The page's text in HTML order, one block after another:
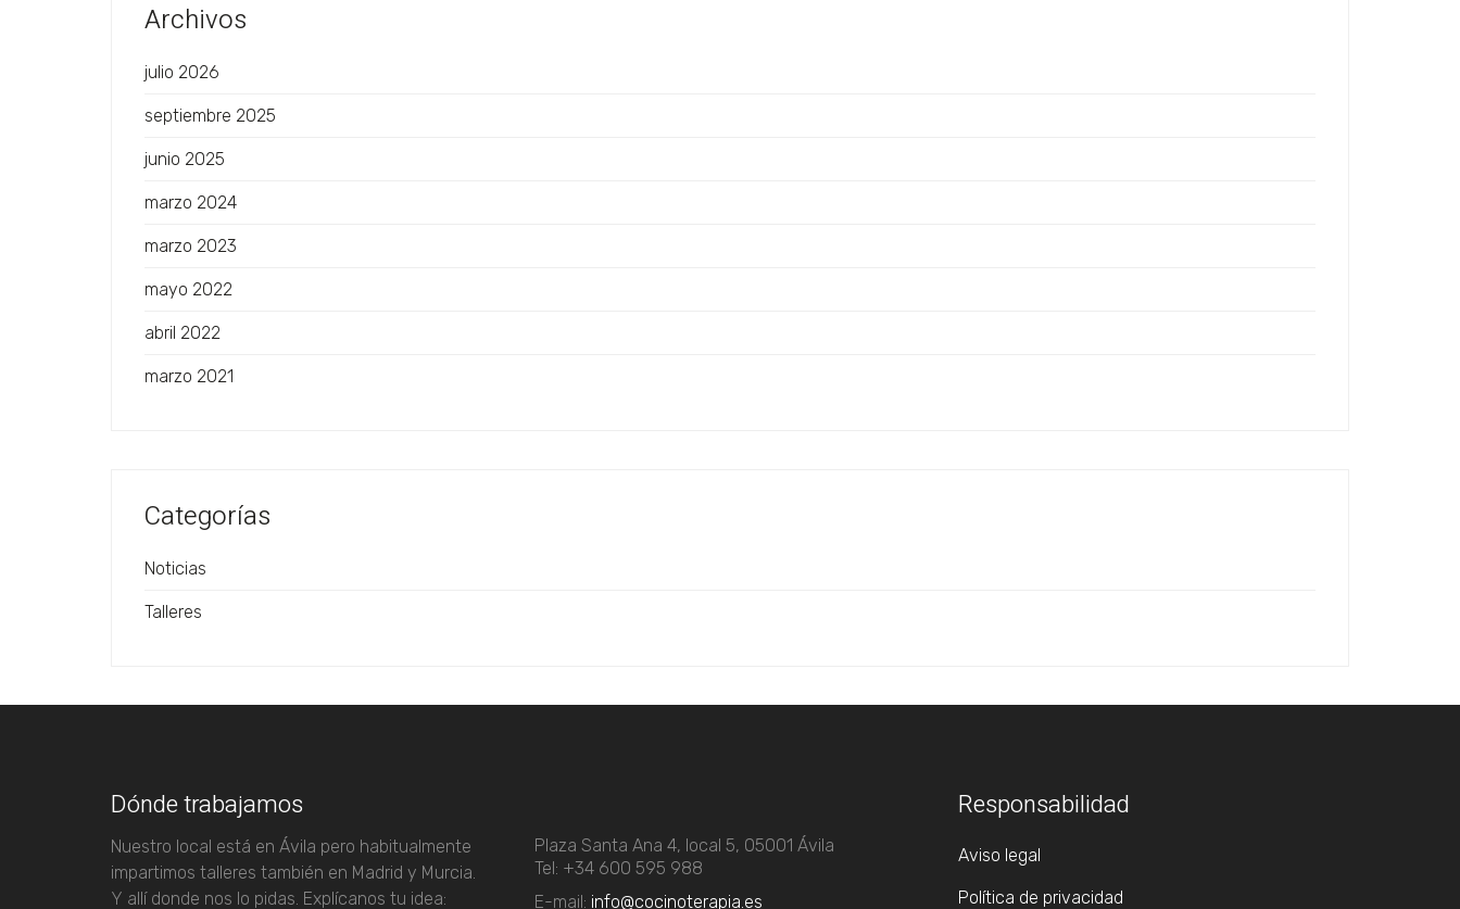
Archivos
julio 2026
septiembre 2025
junio 2025
marzo 2024
marzo 2023
mayo 2022
abril 2022
marzo 2021
Categorías
Noticias
Talleres
Dónde trabajamos
Nuestro local está en Ávila pero habitualmente
impartimos talleres también en Madrid y Murcia.
Y allí donde nos lo pidas. Explícanos tu idea:
Plaza Santa Ana 4, local 5, 05001 Ávila
Tel: +34 600 595 988
E-mail: info@cocinoterapia.es
Responsabilidad
Aviso legal
Política de privacidad